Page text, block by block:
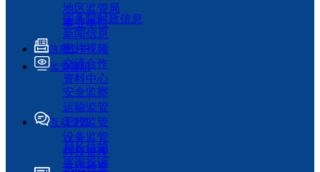
地区监管局
事业单位
国务院时政信息
新闻信息
图片视频
交流合作
资料中心
信息公开
监管履职
安全监察
运输监管
工程监管
设备监管
科技管理
执法检查
互动交流
局长信箱
咨询投诉